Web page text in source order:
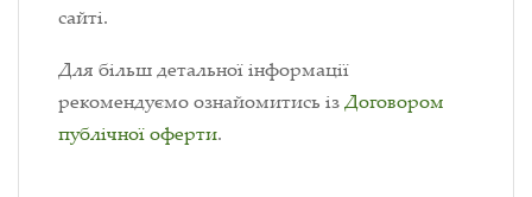
сайті.
Для більш детальної інформації
рекомендуємо ознайомитись ізДоговором
публічної оферти.